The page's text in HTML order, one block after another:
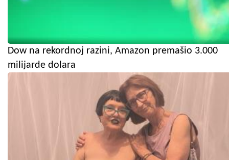
Dow na rekordnoj razini, Amazon premašio 3.000
milijarde dolara